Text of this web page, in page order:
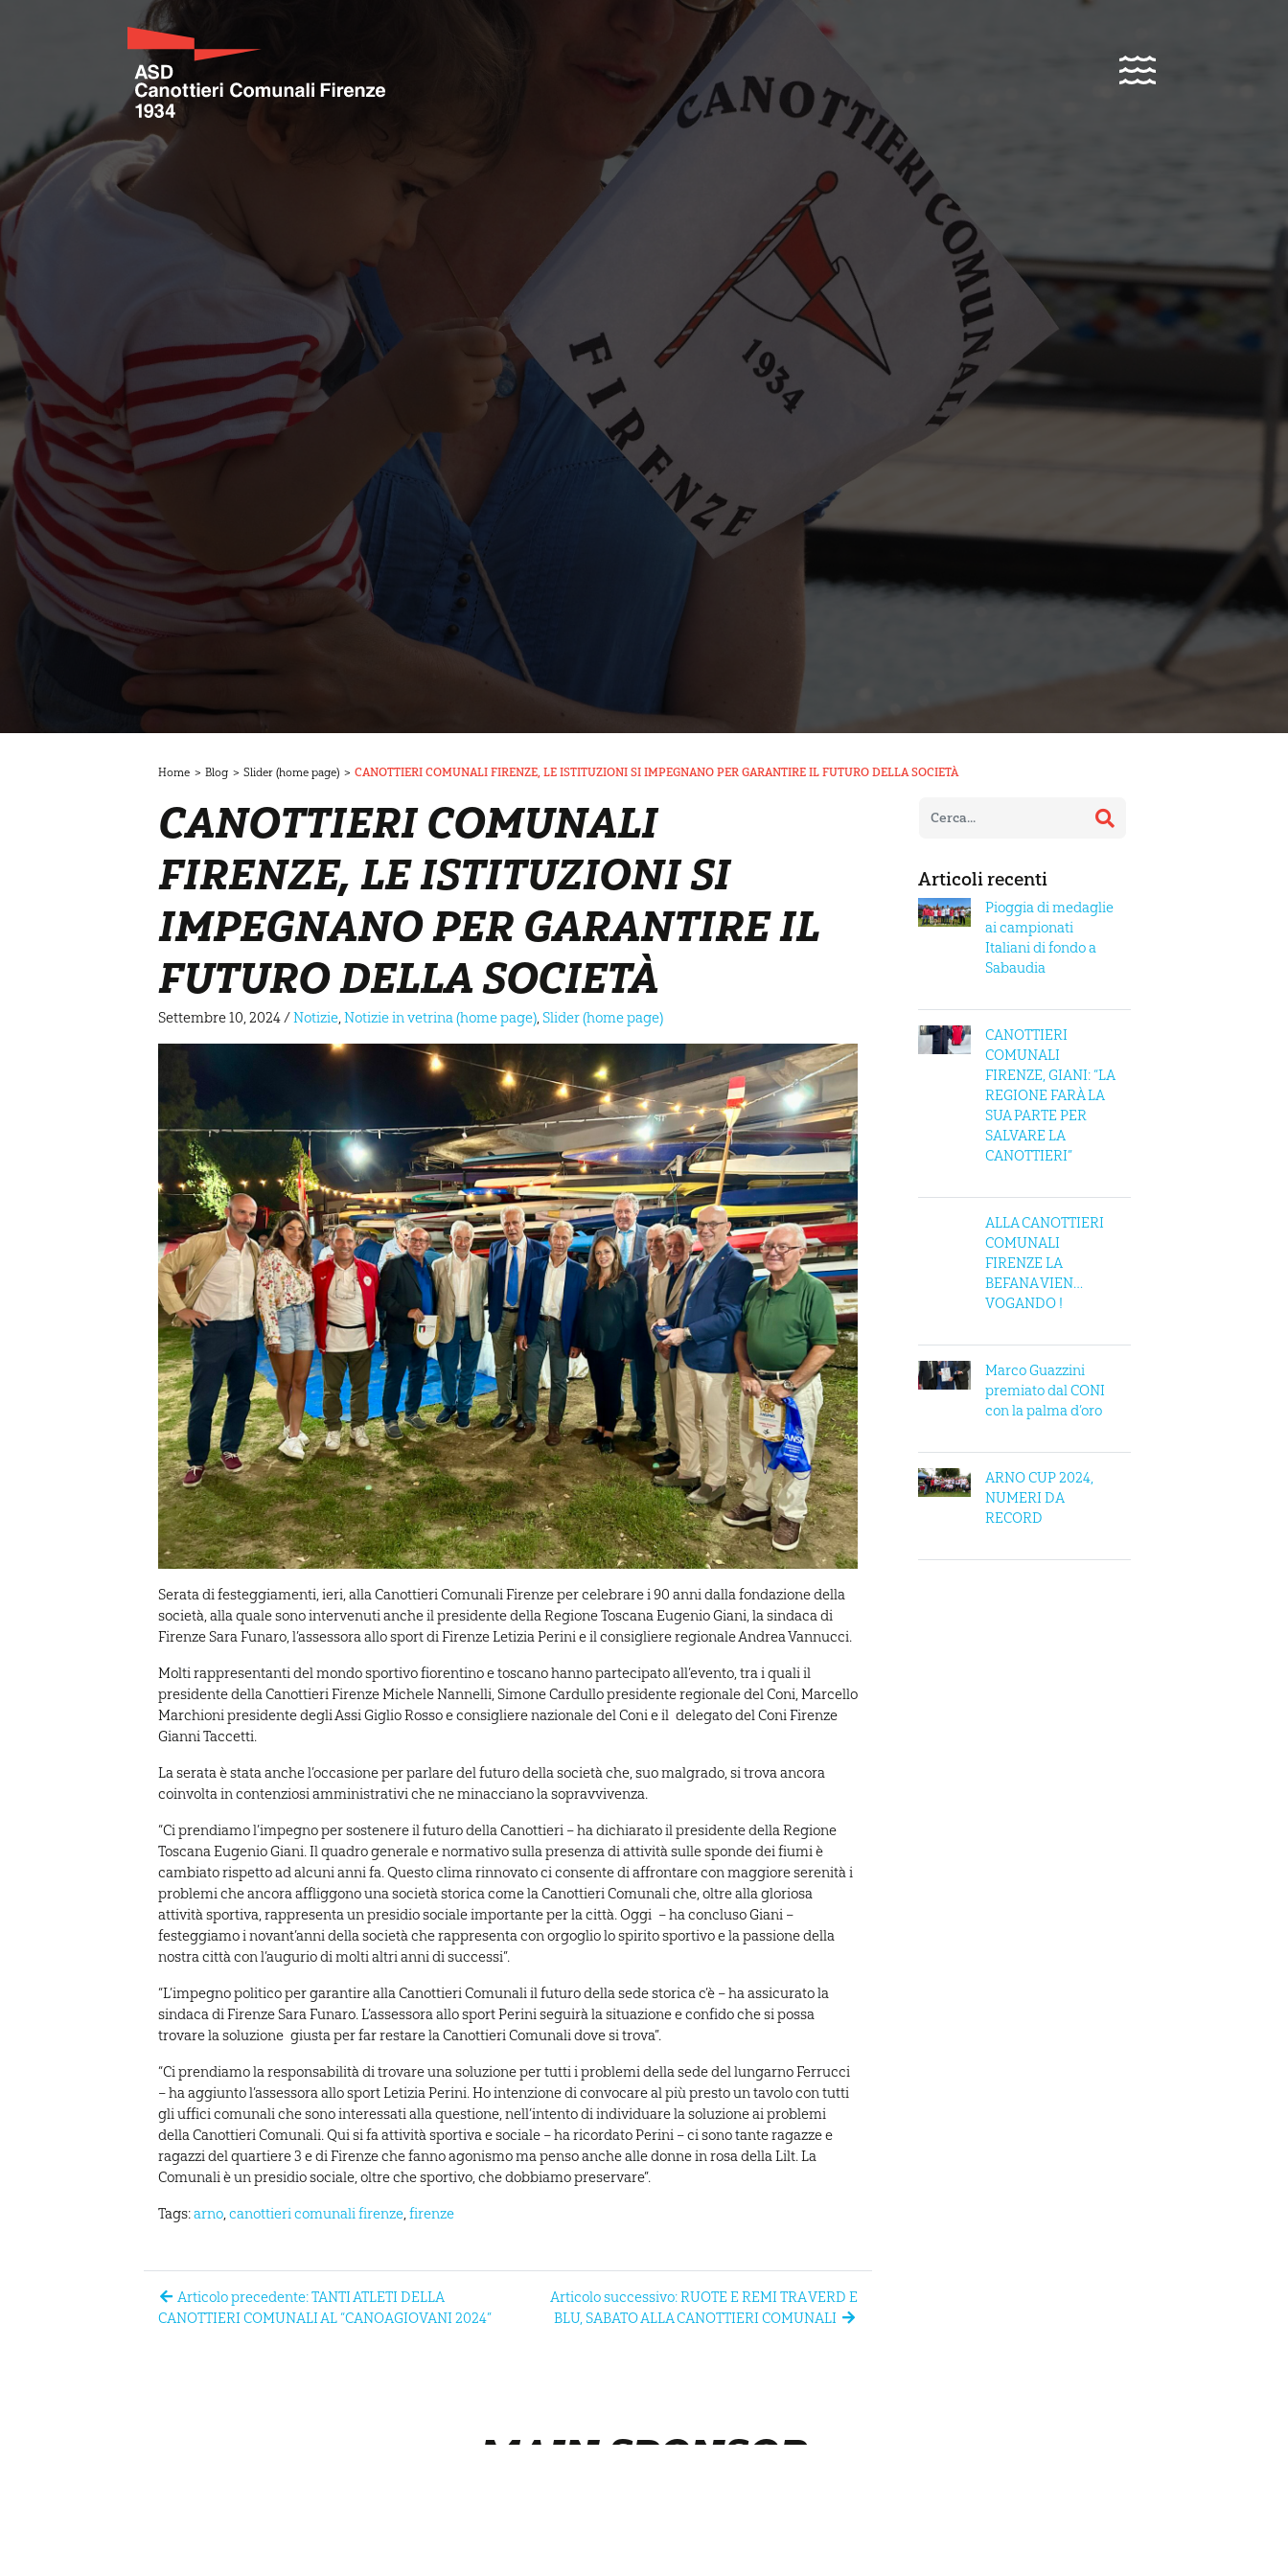
Home > Blog > Slider (home page) > CANOTTIERI COMUNALI FIRENZE, LE ISTITUZIONI SI IMPEGNANO PER GARANTIRE IL FUTURO DELLA SOCIETÀ
CANOTTIERI COMUNALI
FIRENZE, LE ISTITUZIONI SI
IMPEGNANO PER GARANTIRE IL
FUTURO DELLA SOCIETÀ
Settembre 10, 2024/Notizie,Notizie in vetrina (home page),Slider (home page)
Serata di festeggiamenti, ieri, alla Canottieri Comunali Firenze per celebrare i 90 anni dalla fondazione della
società, alla quale sono intervenuti anche il presidente della Regione Toscana Eugenio Giani, la sindaca di
Firenze Sara Funaro, l’assessora allo sport di Firenze Letizia Perini e il consigliere regionale Andrea Vannucci.
Molti rappresentanti del mondo sportivo fiorentino e toscano hanno partecipato all’evento, tra i quali il
presidente della Canottieri Firenze Michele Nannelli, Simone Cardullo presidente regionale del Coni, Marcello
Marchioni presidente degli Assi Giglio Rosso e consigliere nazionale del Coni e il delegato del Coni Firenze
Gianni Taccetti.
La serata è stata anche l’occasione per parlare del futuro della società che, suo malgrado, si trova ancora
coinvolta in contenziosi amministrativi che ne minacciano la sopravvivenza.
“Ci prendiamo l’impegno per sostenere il futuro della Canottieri – ha dichiarato il presidente della Regione
Toscana Eugenio Giani. Il quadro generale e normativo sulla presenza di attività sulle sponde dei fiumi è
cambiato rispetto ad alcuni anni fa. Questo clima rinnovato ci consente di affrontare con maggiore serenità i
problemi che ancora affliggono una società storica come la Canottieri Comunali che, oltre alla gloriosa
attività sportiva, rappresenta un presidio sociale importante per la città. Oggi – ha concluso Giani –
festeggiamo i novant’anni della società che rappresenta con orgoglio lo spirito sportivo e la passione della
nostra città con l’augurio di molti altri anni di successi”.
“L’impegno politico per garantire alla Canottieri Comunali il futuro della sede storica c’è – ha assicurato la
sindaca di Firenze Sara Funaro. L’assessora allo sport Perini seguirà la situazione e confido che si possa
trovare la soluzione giusta per far restare la Canottieri Comunali dove si trova”.
“Ci prendiamo la responsabilità di trovare una soluzione per tutti i problemi della sede del lungarno Ferrucci
– ha aggiunto l’assessora allo sport Letizia Perini. Ho intenzione di convocare al più presto un tavolo con tutti
gli uffici comunali che sono interessati alla questione, nell’intento di individuare la soluzione ai problemi
della Canottieri Comunali. Qui si fa attività sportiva e sociale – ha ricordato Perini – ci sono tante ragazze e
ragazzi del quartiere 3 e di Firenze che fanno agonismo ma penso anche alle donne in rosa della Lilt. La
Comunali è un presidio sociale, oltre che sportivo, che dobbiamo preservare”.
Tags:arno,canottieri comunali firenze,firenze
Articolo precedente: TANTI ATLETI DELLA
CANOTTIERI COMUNALI AL “CANOAGIOVANI 2024”
Articolo successivo: RUOTE E REMI TRA VERD E
BLU, SABATO ALLA CANOTTIERI COMUNALI
Articoli recenti
Pioggia di medaglie
ai campionati
Italiani di fondo a
Sabaudia
CANOTTIERI
COMUNALI
FIRENZE, GIANI: “LA
REGIONE FARÀ LA
SUA PARTE PER
SALVARE LA
CANOTTIERI”
ALLA CANOTTIERI
COMUNALI
FIRENZE LA
BEFANA VIEN…
VOGANDO !
Marco Guazzini
premiato dal CONI
con la palma d’oro
ARNO CUP 2024,
NUMERI DA
RECORD
MAIN SPONSOR